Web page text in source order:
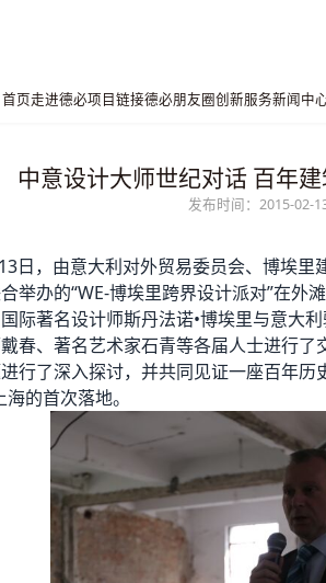
首页走进德必项目链接德必朋友圈创新服务新闻中
中意设计大师世纪对话 百年
发布时间：2015-02-
日，由意大利对外贸易委员会、博埃里
举办的“WE-博埃里跨界设计派对”在外滩
际著名设计师斯丹法诺•博埃里与意大
春、著名艺术家石青等各届人士进行
行了深入探讨，并共同见证一座百年历
的首次落地。